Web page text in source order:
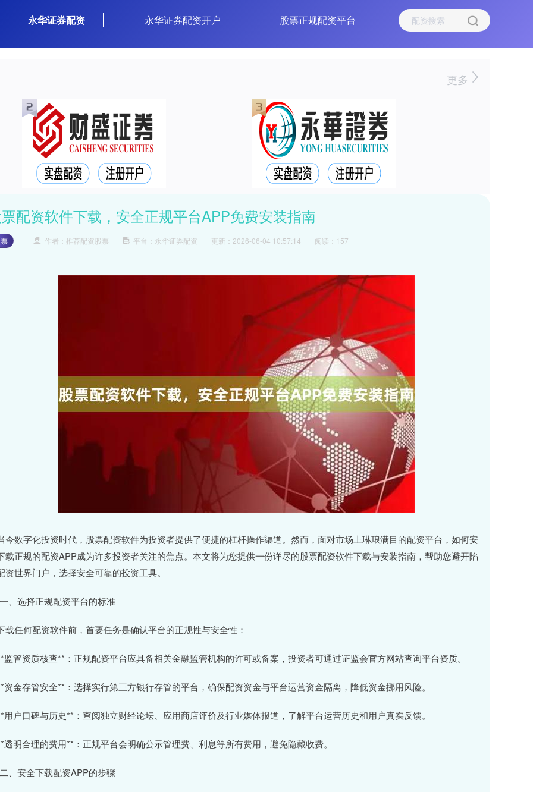
永华证券配资 永华证券配资开户 股票正规配资平台
更多
配资软件下载，安全正规平台APP免费安装指南
作者：推荐配资股票 平台：永华证券配资 更新：2026-06-04 10:57:14 阅读：157
今数字化投资时代，股票配资软件为投资者提供了便捷的杠杆操作渠道。然而，面对市场上琳琅满目的配资平台，如何安
载正规的配资APP成为许多投资者关注的焦点。本文将为您提供一份详尽的股票配资软件下载与安装指南，帮助您避开陷
资世界门户，选择安全可靠的投资工具。
、选择正规配资平台的标准
载任何配资软件前，首要任务是确认平台的正规性与安全性：
监管资质核查**：正规配资平台应具备相关金融监管机构的许可或备案，投资者可通过证监会官方网站查询平台资质。
资金存管安全**：选择实行第三方银行存管的平台，确保配资资金与平台运营资金隔离，降低资金挪用风险。
用户口碑与历史**：查阅独立财经论坛、应用商店评价及行业媒体报道，了解平台运营历史和用户真实反馈。
透明合理的费用**：正规平台会明确公示管理费、利息等所有费用，避免隐藏收费。
、安全下载配资APP的步骤